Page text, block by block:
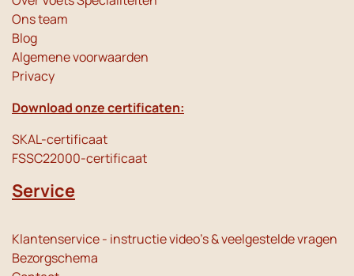
Ons team
Blog
Algemene voorwaarden
Privacy
Download onze certificaten:
SKAL-certificaat
FSSC22000-certificaat
Service
Klantenservice - instructie video's & veelgestelde vragen
Bezorgschema